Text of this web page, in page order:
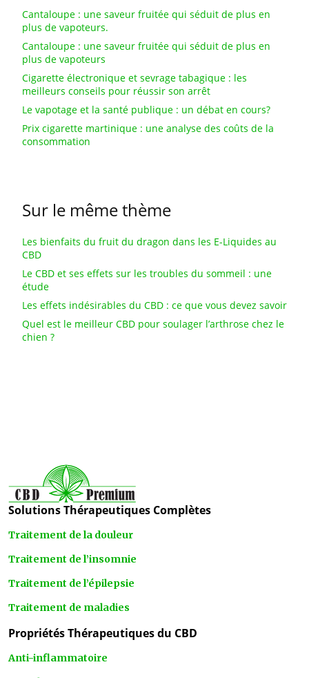
Cantaloupe : une saveur fruitée qui séduit de plus en
plus de vapoteurs.
Cantaloupe : une saveur fruitée qui séduit de plus en
plus de vapoteurs
Cigarette électronique et sevrage tabagique : les
meilleurs conseils pour réussir son arrêt
Le vapotage et la santé publique : un débat en cours?
Prix cigarette martinique : une analyse des coûts de la
consommation
Sur le même thème
Les bienfaits du fruit du dragon dans les E-Liquides au
CBD
Le CBD et ses effets sur les troubles du sommeil : une
étude
Les effets indésirables du CBD : ce que vous devez savoir
Quel est le meilleur CBD pour soulager l’arthrose chez le
chien ?
Solutions Thérapeutiques Complètes
Traitement de la douleur
Traitement de l’insomnie
Traitement de l’épilepsie
Traitement de maladies
Propriétés Thérapeutiques du CBD
Anti-inflammatoire